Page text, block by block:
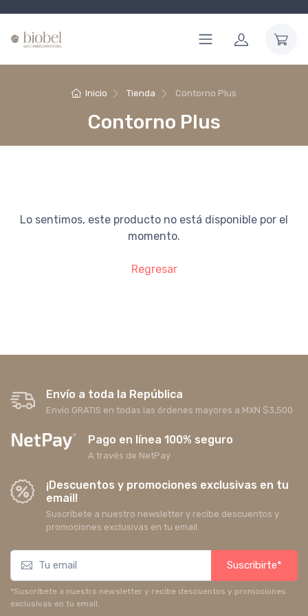
Inicio Tienda Contorno Plus
Contorno Plus
Lo sentimos, este producto no está disponible por el
momento.
Regresar
Envío a toda la República
Envío GRATIS en todas las órdenes mayores a MXN $3,500
Pago en línea 100% seguro
A través de NetPay
¡Descuentos y promociones exclusivas en tu
email!
Suscríbete a nuestro newsletter y recibe descuentos y
promociones exclusivas en tu email.
Suscribirte*
*Suscríbete a nuestro newsletter y recibe descuentos y promociones
exclusivas en tu email.